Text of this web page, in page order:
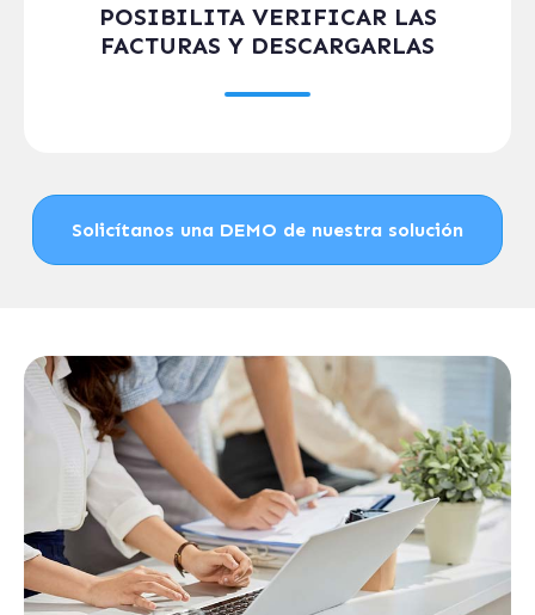
POSIBILITA VERIFICAR LAS
FACTURAS Y DESCARGARLAS
Solicítanos una DEMO de nuestra solución